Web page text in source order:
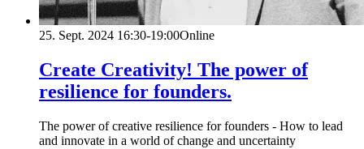
25. Sept. 2024 16:30-19:00Online
Create Creativity! The power of
resilience for founders.
The power of creative resilience for founders - How to lead
and innovate in a world of change and uncertainty